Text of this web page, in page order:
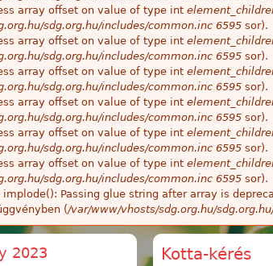
array offset on value of type int
sdg.org.hu/includes/common.inc 6595 sor).
array offset on value of type int
sdg.org.hu/includes/common.inc 6595 sor).
array offset on value of type int
sdg.org.hu/includes/common.inc 6595 sor).
array offset on value of type int
sdg.org.hu/includes/common.inc 6595 sor).
array offset on value of type int
sdg.org.hu/includes/common.inc 6595 sor).
array offset on value of type int
sdg.org.hu/includes/common.inc 6595 sor).
implode(): Passing glue string after array is
(/var/www/vhosts/sdg.org.hu/
2023 Kotta-kérés